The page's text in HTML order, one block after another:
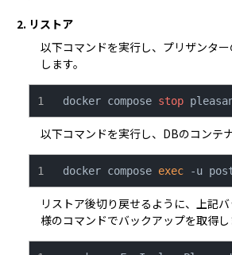
2. リストア
以下コマンドを実行し、プリザンタ
します。
docker compose stop
以下コマンドを実行し、DBのコンテ
docker compose exec -u
リストア後切り戻せるように、上記
様のコマンドでバックアップを取得し